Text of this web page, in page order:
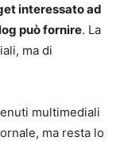
interessato ad
può fornire. La
ma di
multimediali
ma resta lo